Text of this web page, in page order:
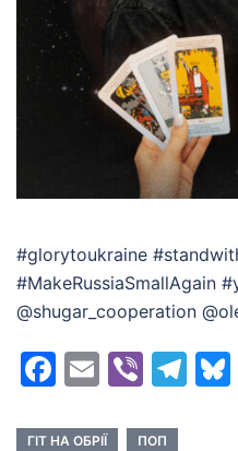
#glorytoukraine
#MakeRussiaSmallAgain
@shugar_cooperation
Facebook
EmailViber
ГІТ НА ОБРІЇ ПОП